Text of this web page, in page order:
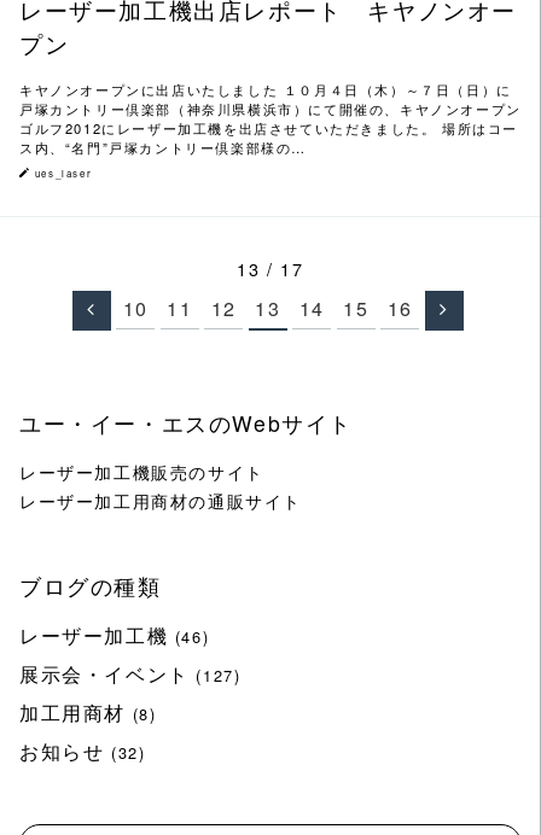
レーザー加工機出店レポート キヤノンオー
プン
キヤノンオープンに出店いたしました １０月４日（木）～７日（日）に
戸塚カントリー倶楽部（神奈川県横浜市）にて開催の、キヤノンオープン
ゴルフ2012にレーザー加工機を出店させていただきました。 場所はコー
ス内、“名門”戸塚カントリー倶楽部様の…
ues_laser
13 / 17
10 11 12 13 14 15 16
ユー・イー・エスのWebサイト
レーザー加工機販売のサイト
レーザー加工用商材の通販サイト
ブログの種類
レーザー加工機 (46)
展示会・イベント (127)
加工用商材 (8)
お知らせ (32)